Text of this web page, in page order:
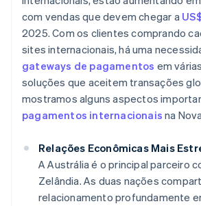
com vendas que devem chegar a
2025. Com os clientes comprando
sites internacionais, há uma
gateways de pagamentos em
soluções que aceitem transações
mostramos alguns aspectos
pagamentos internacionais na
Relações Econômicas Mais
A Austrália é o principal parceiro
Zelândia. As duas nações
relacionamento profundamente